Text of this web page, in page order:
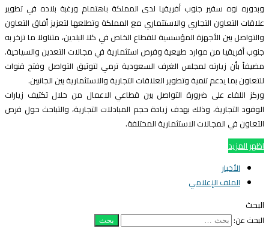
نوه سفير جنوب أفريقيا لدى المملكة باهتمام ورغبة بلاده في تطوير
التعاون التجاري والاستثماري مع المملكة وتطلعها لتعزيز أفاق التعاون
بين الأجهزة المؤسسية للقطاع الخاص في كلا البلدين، متناولا ما تزخر به
أفريقيا من موارد طبيعية وفرص استثمارية في مجالات التعدين والسياحية.
بأن زيارته لمجلس الغرف السعودية ترمي لتوثيق التواصل وفتح قنوات
بما يدعم تنمية وتطوير العلاقات التجارية والاستثمارية بين الجانبين.
اللقاء على ضرورة التواصل بين قطاعي الاعمال من خلال تكثيف زيارات
التجارية، وذلك بهدف زيادة حجم المبادلات التجارية، والتباحث حول فرص
في المجالات الاستثمارية المختلفة.
المزيد
الأخبار
الملف الإعلامي
عن: